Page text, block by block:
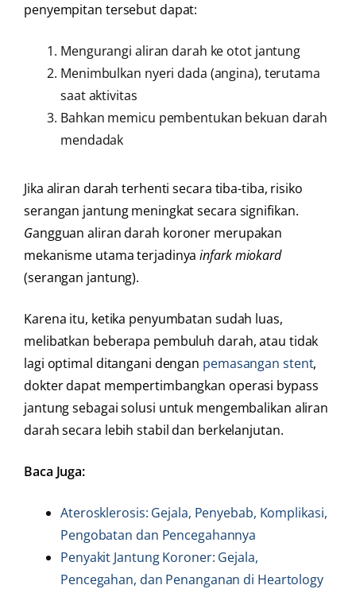
penyempitan tersebut dapat:
Mengurangi aliran darah ke otot jantung
Menimbulkan nyeri dada (angina), terutama
saat aktivitas
Bahkan memicu pembentukan bekuan darah
mendadak
Jika aliran darah terhenti secara tiba-tiba, risiko
serangan jantung meningkat secara signifikan.
Gangguan aliran darah koroner merupakan
mekanisme utama terjadinyainfark miokard
(serangan jantung).
Karena itu, ketika penyumbatan sudah luas,
melibatkan beberapa pembuluh darah, atau tidak
lagi optimal ditangani dengan pemasangan stent,
dokter dapat mempertimbangkan operasi bypass
jantung sebagai solusi untuk mengembalikan aliran
darah secara lebih stabil dan berkelanjutan.
Baca Juga:
Aterosklerosis: Gejala, Penyebab, Komplikasi,
Pengobatan dan Pencegahannya
Penyakit Jantung Koroner: Gejala,
Pencegahan, dan Penanganan di Heartology